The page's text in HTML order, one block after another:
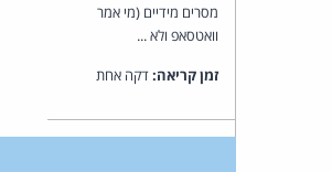
מסרים מידיים (מי אמר
וואטסאפ ולא ...
זמן קריאה:דקה אחת